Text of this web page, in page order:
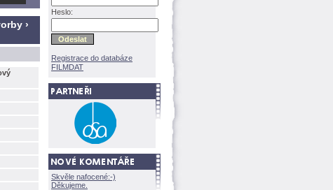
›
Heslo:
Registrace do databáze
FILMDAT
Skvěle nafocené:-)
Děkujeme.